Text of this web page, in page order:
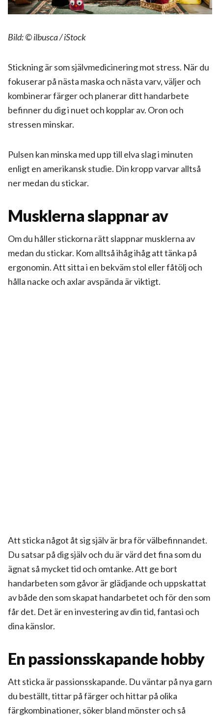
Bild: © ilbusca / iStock
Stickning är som självmedicinering mot stress. När du
fokuserar på nästa maska och nästa varv, väljer och
kombinerar färger och planerar ditt handarbete
befinner du dig i nuet och kopplar av. Oron och
stressen minskar.
Pulsen kan minska med upp till elva slag i minuten
enligt en amerikansk studie. Din kropp varvar alltså
ner medan du stickar.
Musklerna slappnar av
Om du håller stickorna rätt slappnar musklerna av
medan du stickar. Kom alltså ihåg ihåg att tänka på
ergonomin. Att sitta i en bekväm stol eller fåtölj och
hålla nacke och axlar avspända är viktigt.
Att sticka något åt sig själv är bra för välbefinnandet.
Du satsar på dig själv och du är värd det fina som du
ägnat så mycket tid och omtanke. Att ge bort
handarbeten som gåvor är glädjande och uppskattat
av både den som skapat handarbetet och för den som
får det. Det är en investering av din tid, fantasi och
dina känslor.
En passionsskapande hobby
Att sticka är passionsskapande. Du väntar på nya garn
du beställt, tittar på färger och hittar på olika
färgkombinationer, söker bland mönster och så